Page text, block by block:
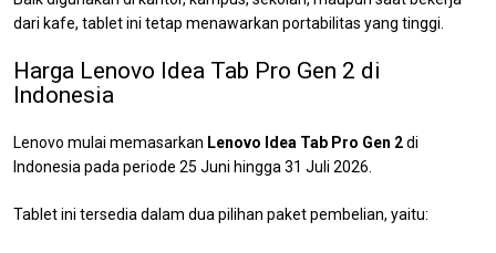
dari kafe, tablet ini tetap menawarkan portabilitas yang tinggi.
Harga Lenovo Idea Tab Pro Gen 2 di
Indonesia
Lenovo mulai memasarkan Lenovo Idea Tab Pro Gen 2di
Indonesia pada periode 25 Juni hingga 31 Juli 2026.
Tablet ini tersedia dalam dua pilihan paket pembelian, yaitu: